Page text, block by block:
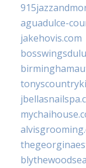
aguadulce-
jakehovis.com